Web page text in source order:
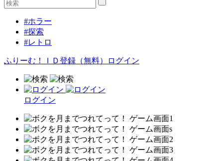
#ホラー
#探索
#レトロ
ふりーむ！ＩＤ登録（無料） ログイン
ログイン